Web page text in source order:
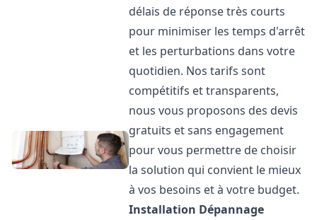
délais de réponse très courts
pour minimiser les temps d'arrêt
et les perturbations dans votre
quotidien. Nos tarifs sont
compétitifs et transparents,
nous vous proposons des devis
gratuits et sans engagement
pour vous permettre de choisir
la solution qui convient le mieux
à vos besoins et à votre budget.
Installation Dépannage